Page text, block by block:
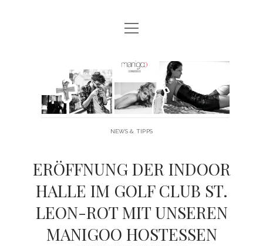
MANIGOO BLOG
MANIGOO MODELS
IMPRESSUM & DATENSCHUTZ
Menü
öffnen
Manigoo
NEWS & TIPPS
ERÖFFNUNG DER INDOOR
HALLE IM GOLF CLUB ST.
LEON-ROT MIT UNSEREN
MANIGOO HOSTESSEN